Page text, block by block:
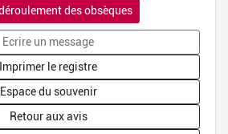
des obsèques
Ecrire un message
Imprimer le registre
Espace du souvenir
Retour aux avis